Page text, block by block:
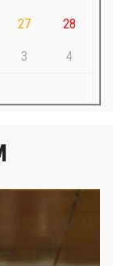
27 28
3 4